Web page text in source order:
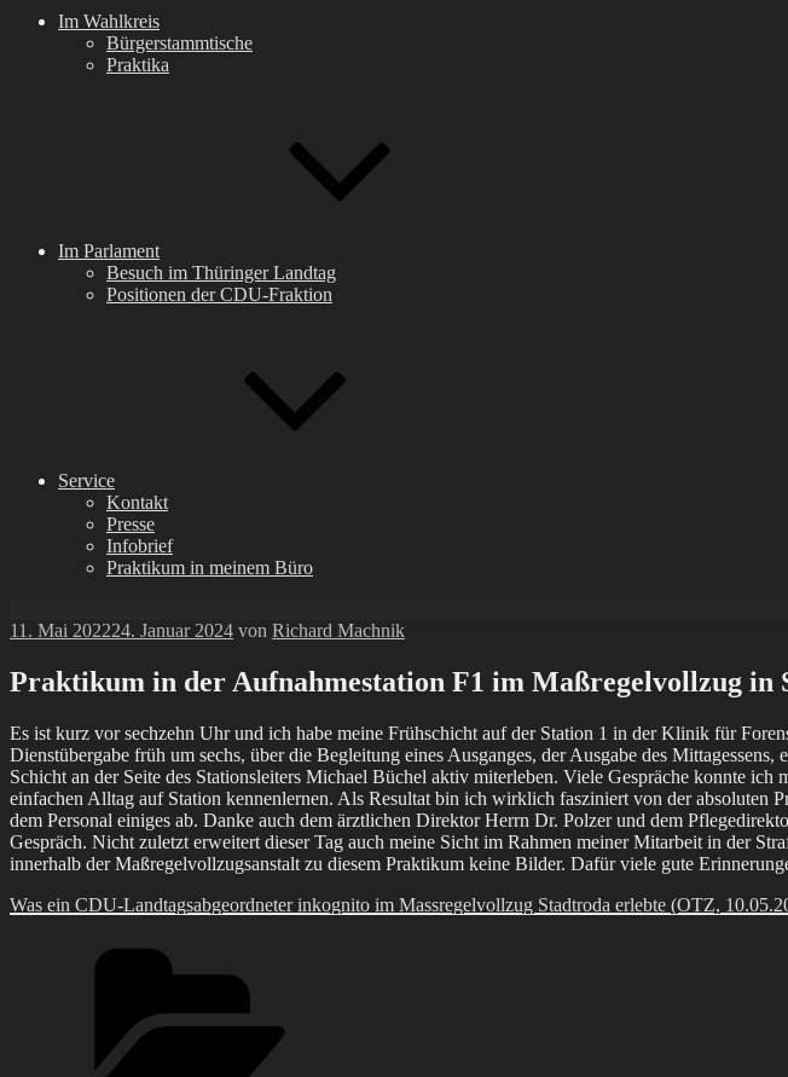
Im Wahlkreis
Bürgerstammtische
Praktika
Im Parlament
Besuch im Thüringer Landtag
Positionen der CDU-Fraktion
Service
Kontakt
Presse
Infobrief
Praktikum in meinem Büro
Veröffentlicht
11. Mai 202224. Januar 2024 von Richard Machnik
Praktikum in der Aufnahmestation F1 im Maßregelvollzug in
Es ist kurz vor sechzehn Uhr und ich habe meine Frühschicht auf der Station 1 in der Klinik für
Dienstübergabe früh um sechs, über die Begleitung eines Ausganges, der Ausgabe des
Schicht an der Seite des Stationsleiters Michael Büchel aktiv miterleben. Viele Gespräche konnte
einfachen Alltag auf Station kennenlernen. Als Resultat bin ich wirklich fasziniert von der absoluten
dem Personal einiges ab. Danke auch dem ärztlichen Direktor Herrn Dr. Polzer und dem
Gespräch. Nicht zuletzt erweitert dieser Tag auch meine Sicht im Rahmen meiner Mitarbeit in der
innerhalb der Maßregelvollzugsanstalt zu diesem Praktikum keine Bilder. Dafür viele gute
Was ein CDU-Landtagsabgeordneter inkognito im Massregelvollzug Stadtroda erlebte (OTZ,